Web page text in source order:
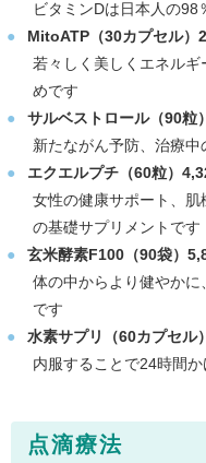
ビタミンDは日本人の98
MitoATP（30カプセル）
若々しく美しくエネル
めです
サルベストロール（90粒
新たながん予防、治療
エクエルプチ（60粒）
女性の健康サポート、
の基礎サプリメントです
玄米酵素F100（90袋）
体の中からより健やか
です
水素サプリ（60カプセル
内服することで24時間
点滴療法